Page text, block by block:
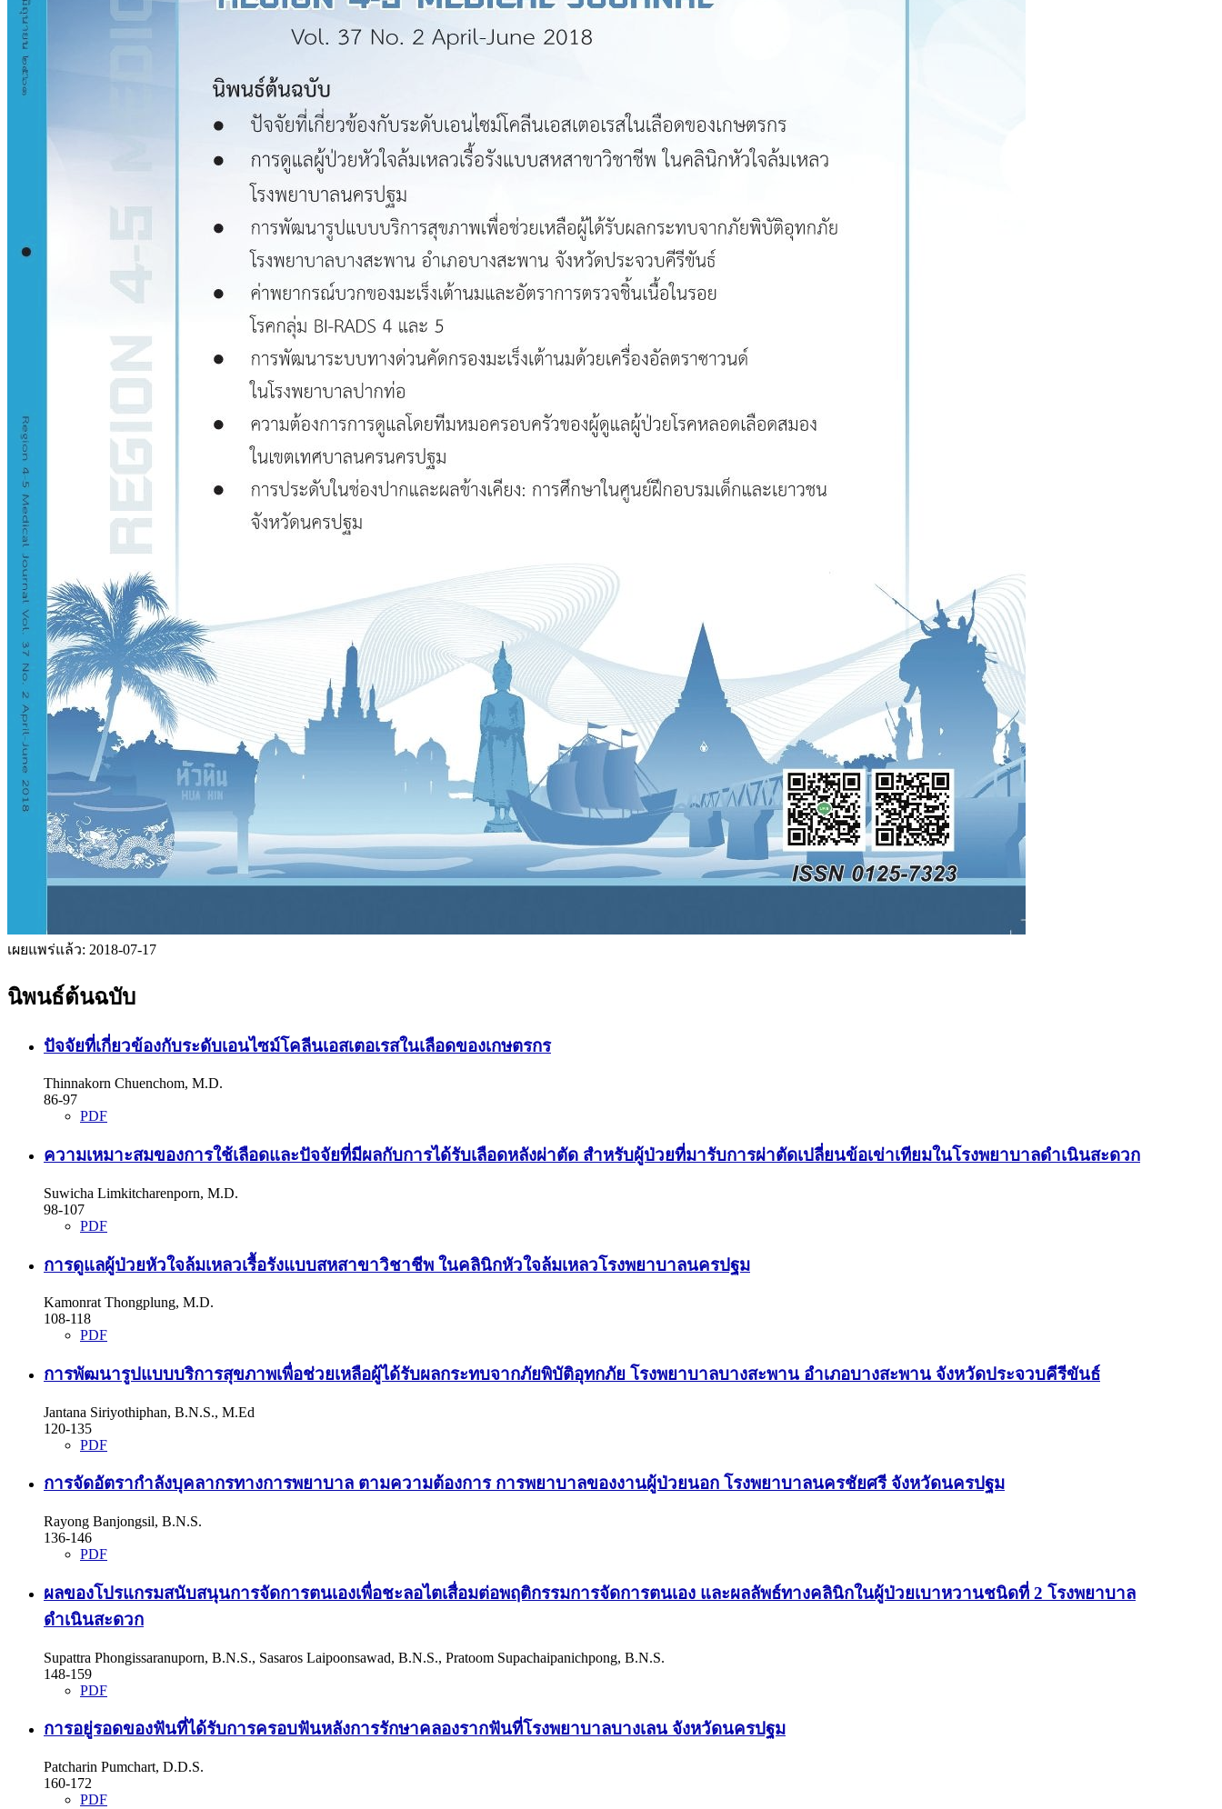
เผยแพร่แล้ว: 2018-07-17
นิพนธ์ต้นฉบับ
ปัจจัยที่เกี่ยวข้องกับระดับเอนไซม์โคลีนเอสเตอเรสในเลือดของเกษตรกร
Thinnakorn Chuenchom, M.D.
86-97
PDF
ความเหมาะสมของการใช้เลือดและปัจจัยที่มีผลกับการได้รับเลือดหลังผ่าตัด สำหรับผู้ป่วยที่มารับการผ่าตัดเปลี่ยนข้อเข่าเทียมในโรงพยาบาลดำเนินสะดวก
Suwicha Limkitcharenporn, M.D.
98-107
PDF
การดูแลผู้ป่วยหัวใจล้มเหลวเรื้อรังแบบสหสาขาวิชาชีพ ในคลินิกหัวใจล้มเหลวโรงพยาบาลนครปฐม
Kamonrat Thongplung, M.D.
108-118
PDF
การพัฒนารูปแบบบริการสุขภาพเพื่อช่วยเหลือผู้ได้รับผลกระทบจากภัยพิบัติอุทกภัย โรงพยาบาลบางสะพาน อำเภอบางสะพาน จังหวัดประจวบคีรีขันธ์
Jantana Siriyothiphan, B.N.S., M.Ed
120-135
PDF
การจัดอัตรากำลังบุคลากรทางการพยาบาล ตามความต้องการ การพยาบาลของงานผู้ป่วยนอก โรงพยาบาลนครชัยศรี จังหวัดนครปฐม
Rayong Banjongsil, B.N.S.
136-146
PDF
ผลของโปรแกรมสนับสนุนการจัดการตนเองเพื่อชะลอไตเสื่อมต่อพฤติกรรมการจัดการตนเอง และผลลัพธ์ทางคลินิกในผู้ป่วยเบาหวานชนิดที่ 2 โรงพยาบาล
ดำเนินสะดวก
Supattra Phongissaranuporn, B.N.S., Sasaros Laipoonsawad, B.N.S., Pratoom Supachaipanichpong, B.N.S.
148-159
PDF
การอยู่รอดของฟันที่ได้รับการครอบฟันหลังการรักษาคลองรากฟันที่โรงพยาบาลบางเลน จังหวัดนครปฐม
Patcharin Pumchart, D.D.S.
160-172
PDF